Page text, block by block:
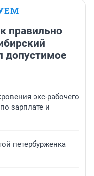
правильно
допустимое
экс-рабочего
зарплате и
петербурженка